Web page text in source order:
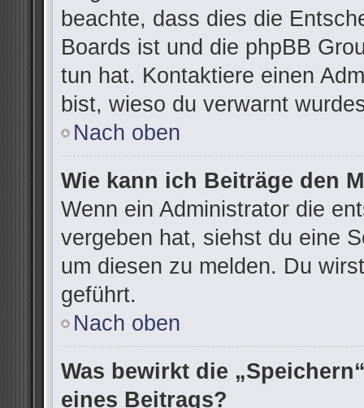
beachte, dass dies die
Boards ist und die phpBB
tun hat. Kontaktiere einen
bist, wieso du verwarnt
Nach oben
Wie kann ich Beiträge den
Wenn ein Administrator die
vergeben hat, siehst du eine
um diesen zu melden. Du
geführt.
Nach oben
Was bewirkt die
eines Beitrags?